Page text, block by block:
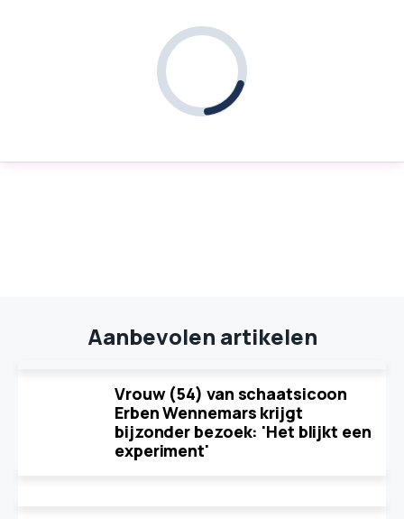
Aanbevolen artikelen
Vrouw (54) van schaatsicoon
Erben Wennemars krijgt
bijzonder bezoek: 'Het blijkt een
experiment'